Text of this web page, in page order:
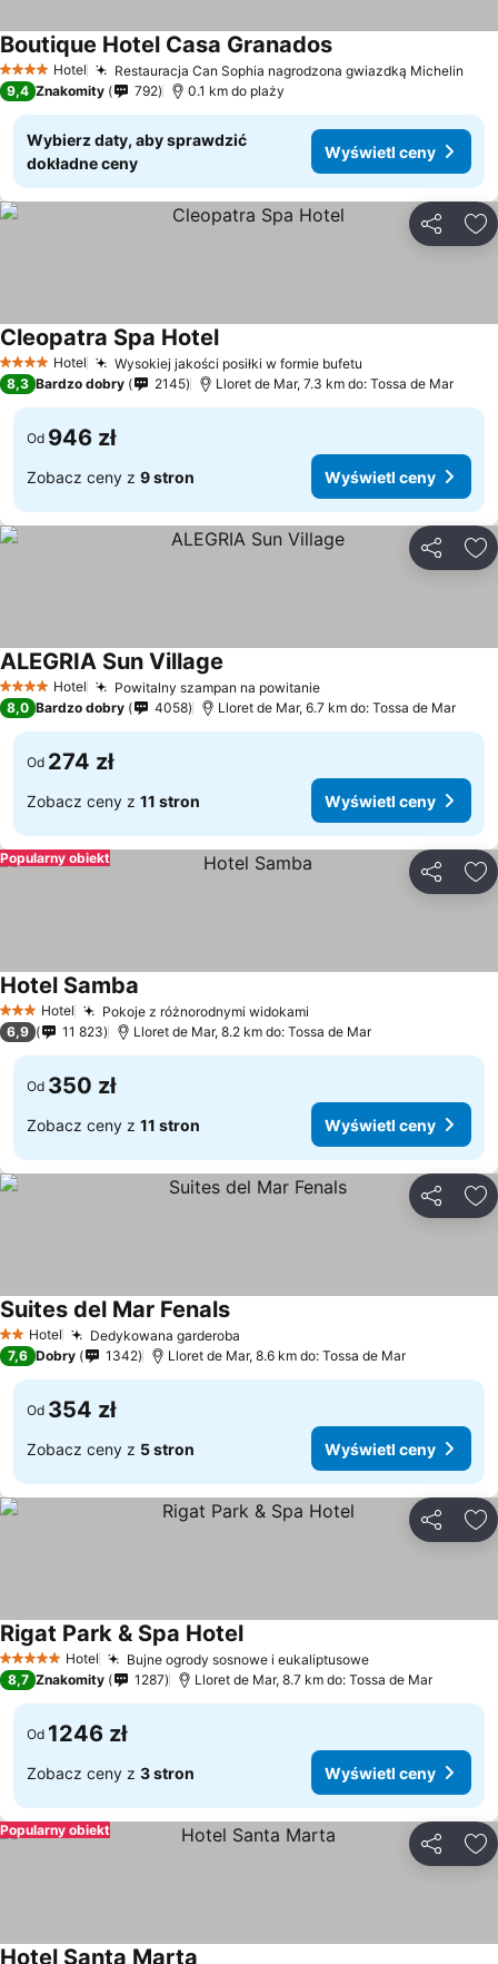
4 KategoriaHotel Restauracja Can Sophia nagrodzona gwiazdką Michelin
Boutique Hotel Casa Granados
9,4 Znakomity 792 0.1 km do plaży
Wybierz daty, aby sprawdzić
dokładne ceny
Wyświetl ceny
4 KategoriaHotel Wysokiej jakości posiłki w formie bufetu
Cleopatra Spa Hotel
8,3 Bardzo dobry 2145 Lloret de Mar, 7.3 km do: Tossa de Mar
Od 946 zł
Zobacz ceny z 9 stron Wyświetl ceny
4 KategoriaHotel Powitalny szampan na powitanie
ALEGRIA Sun Village
8,0 Bardzo dobry 4058 Lloret de Mar, 6.7 km do: Tossa de Mar
Od 274 zł
Zobacz ceny z 11 stron Wyświetl ceny
Popularny obiekt
3 Kategoria
Hotel Pokoje z różnorodnymi widokami
Hotel Samba
6,9 11 823 Lloret de Mar, 8.2 km do: Tossa de Mar
Od 350 zł
Zobacz ceny z 11 stron Wyświetl ceny
2 Kategoria
Hotel Dedykowana garderoba
Suites del Mar Fenals
7,6 Dobry 1342 Lloret de Mar, 8.6 km do: Tossa de Mar
Od 354 zł
Zobacz ceny z 5 stron Wyświetl ceny
5 KategoriaHotel Bujne ogrody sosnowe i eukaliptusowe
Rigat Park & Spa Hotel
8,7 Znakomity 1287 Lloret de Mar, 8.7 km do: Tossa de Mar
Od 1246 zł
Zobacz ceny z 3 stron Wyświetl ceny
Popularny obiekt
Hotel Santa Marta